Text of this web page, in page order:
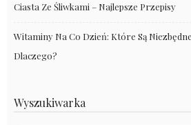
Ciasta Ze Śliwkami – Najlepsze Przepisy
Witaminy Na Co Dzień: Które Są
Dlaczego?
Wyszukiwarka